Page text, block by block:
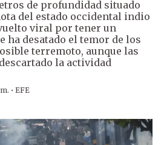
de profundidad situado
del estado occidental indio
viral por tener un
ha desatado el temor de los
terremoto, aunque las
la actividad
· EFE